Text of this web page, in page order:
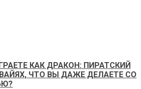
КАК ДРАКОН: ПИРАТСКИЙ
ЧТО ВЫ ДАЖЕ ДЕЛАЕТЕ СО